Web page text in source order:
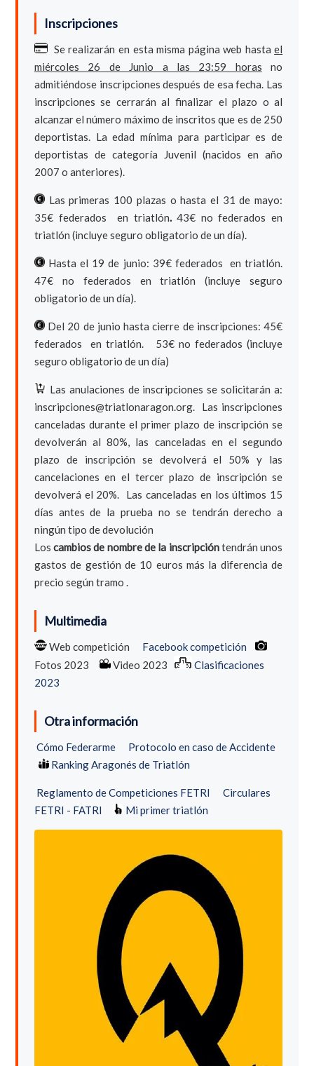
Inscripciones
Se realizarán en esta misma página web hastael
miércoles 26 de Junio a las 23:59 horas no
admitiéndose inscripciones después de esa fecha. Las
inscripciones se cerrarán al finalizar el plazo o al
alcanzar el número máximo de inscritos que es de 250
deportistas. La edad mínima para participar es de
deportistas de categoría Juvenil (nacidos en año
2007 o anteriores).
Las primeras 100 plazas o hasta el 31 de mayo:
35€ federados en triatlón.43€ no federados en
triatlón (incluye seguro obligatorio de un día).
Hasta el 19 de junio: 39€ federados en triatlón.
47€ no federados en triatlón (incluye seguro
obligatorio de un día).
Del 20 de junio hasta cierre de inscripciones: 45€
federados en triatlón. 53€ no federados (incluye
seguro obligatorio de un día)
Las anulaciones de inscripciones se solicitarán a:
inscripciones@triatlonaragon.org. Las inscripciones
canceladas durante el primer plazo de inscripción se
devolverán al 80%, las canceladas en el segundo
plazo de inscripción se devolverá el 50% y las
cancelaciones en el tercer plazo de inscripción se
devolverá el 20%. Las canceladas en los últimos 15
días antes de la prueba no se tendrán derecho a
ningún tipo de devolución
Loscambios de nombre de la inscripcióntendrán unos
gastos de gestión de 10 euros más la diferencia de
precio según tramo .
Multimedia
Web competición
Facebook competición
Fotos 2023
Video 2023
Clasificaciones
2023
Otra información
Cómo Federarme
Protocolo en caso de Accidente
Ranking Aragonés de Triatlón
Reglamento de Competiciones FETRI
Circulares
FETRI - FATRI
Mi primer triatlón